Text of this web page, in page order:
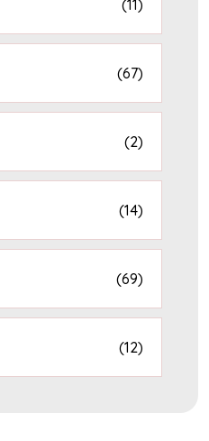
(11)
(67)
(2)
(14)
(69)
(12)